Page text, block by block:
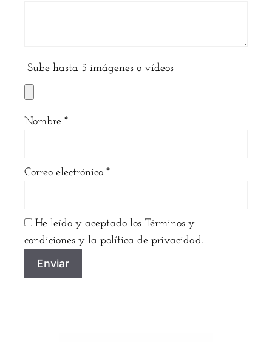
Sube hasta 5 imágenes o vídeos
Nombre *
Correo electrónico *
He leído y aceptado los Términos y
condiciones y la política de privacidad.